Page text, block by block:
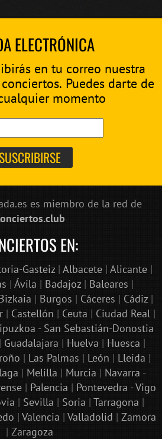
ELECTRÓNICA
en tu correo nuestra
Puedes darte de
momento
es miembro de la red de
EN:
Gasteiz| Albacete| Alicante|
| Ávila | Badajoz| Baleares |
| Burgos | Cáceres | Cádiz|
| Castellón | Ceuta | Ciudad Real|
- San Sebastián-Donostia
| Guadalajara | Huelva | Huesca |
| Las Palmas | León | Lleida |
| Melilla | Murcia | Navarra -
| Palencia | Pontevedra - Vigo
| Sevilla | Soria | Tarragona |
| Valencia | Valladolid | Zamora
| Zaragoza